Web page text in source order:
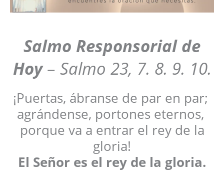
Salmo Responsorial de
Hoy – Salmo 23, 7. 8. 9. 10.
¡Puertas, ábranse de par en par;
agrándense, portones eternos,
porque va a entrar el rey de la
gloria!
El Señor es el rey de la gloria.